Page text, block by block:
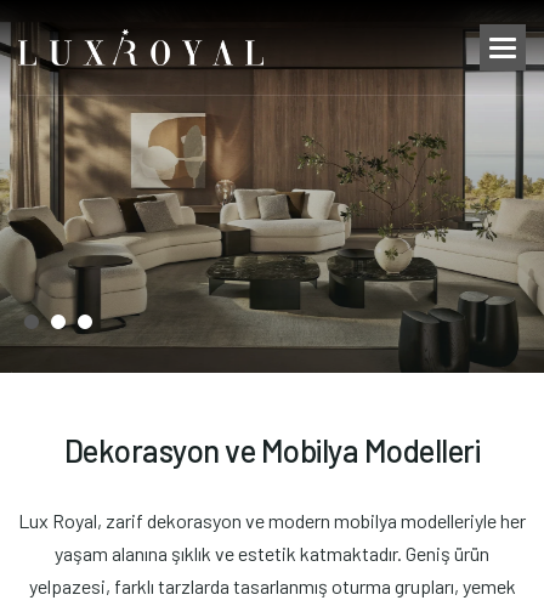
Dekorasyonve Mobilya Modelleri
Lux Royal, zarif dekorasyon ve modern mobilya modelleriyle her
yaşam alanına şıklık ve estetik katmaktadır. Geniş ürün
yelpazesi, farklı tarzlarda tasarlanmış oturma grupları, yemek